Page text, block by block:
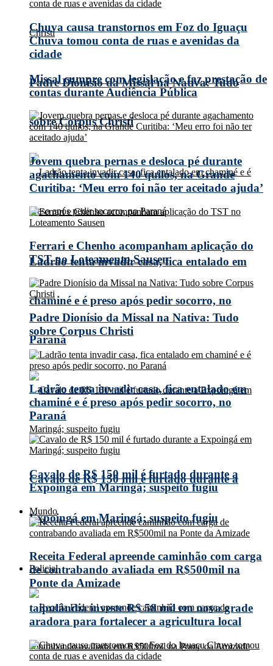
Padre Dionísio da Missal na Nativa: Tudo
sobre Corpus Christi
Ladrão tenta invadir casa, fica entalado em
chaminé e é preso após pedir socorro, no
Paraná
Cavalo de R$ 150 mil é furtado durante a
Expoingá em Maringá; suspeito fugiu
Policial
Chuva causa transtornos em Foz do Iguaçu
Chuva tomou conta de ruas e avenidas da
cidade
Missal cumpre com legislação e faz prestação de
contas durante Audiência Pública
Jovem quebra pernas e desloca pé durante
agachamento com 140 quilos, na Grande
Curitiba: ‘Meu erro foi não ter aceitado ajuda’
Ferrari e Chenho acompanham aplicação do
TST no Loteamento Sausen
Padre Dionísio da Missal na Nativa: Tudo
sobre Corpus Christi
Ladrão tenta invadir casa, fica entalado em
chaminé e é preso após pedir socorro, no
Paraná
Cavalo de R$ 150 mil é furtado durante a
Expoingá em Maringá; suspeito fugiu
Mundo
Receita Federal apreende caminhão com carga
de contrabando avaliada em R$500mil na
Ponte da Amizade
taipulândia investe R$ 58 mil em nova grade
aradora para fortalecer a agricultura local